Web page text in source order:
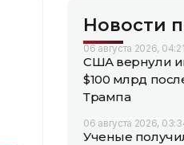
Новости
06 августа 2026, 04:21
США вернули
$100 млрд
Трампа
06 августа 2026,
Ученые